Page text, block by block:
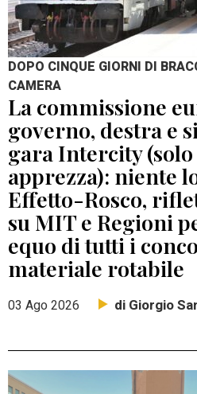
DOPO CINQUE GIORNI DI
CAMERA
La commissione
governo, destra e
gara Intercity
apprezza): niente
Effetto-Rosco,
su MIT e Regioni
equo di tutti i
materiale rotabile
03 Ago 2026 di Giorgio